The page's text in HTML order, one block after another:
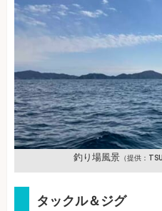
釣り場風景（提供：
タックル＆ジグ